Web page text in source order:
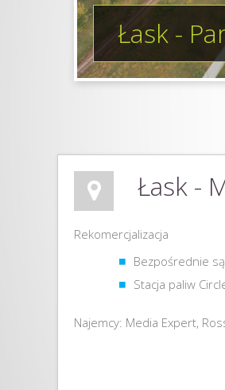
Łask -
Łask -
Rekomercjalizacja
Bezpośrednie
Stacja paliw
Najemcy: Media Expert,